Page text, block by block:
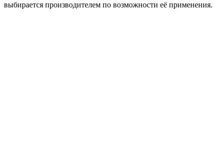
выбирается производителем по возможности её применения.